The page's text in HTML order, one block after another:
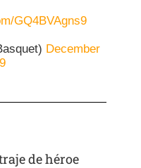
GQ4BVAgns9
December
de héroe